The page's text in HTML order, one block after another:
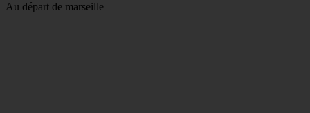
Au départ de marseille